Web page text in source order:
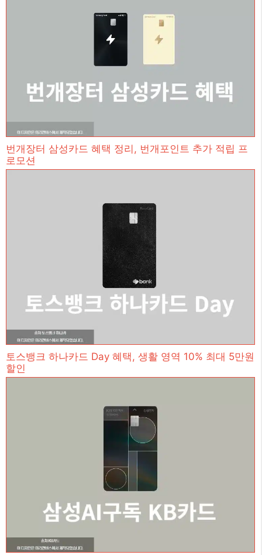
번개장터 삼성카드 혜택 정리, 번개포인트 추가 적립 프
로모션
토스뱅크 하나카드 Day 혜택, 생활 영역 10% 최대 5만원
할인